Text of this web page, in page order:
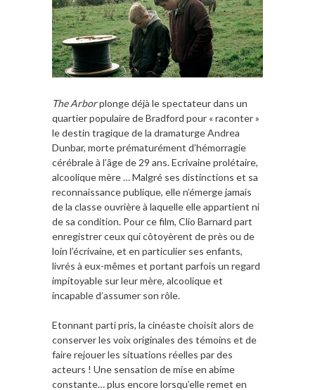
The Arborplonge déjà le spectateur dans un
quartier populaire de Bradford pour « raconter »
le destin tragique de la dramaturge Andrea
Dunbar, morte prématurément d’hémorragie
cérébrale à l’âge de 29 ans. Ecrivaine prolétaire,
alcoolique mère … Malgré ses distinctions et sa
reconnaissance publique, elle n’émerge jamais
de la classe ouvrière à laquelle elle appartient ni
de sa condition. Pour ce film, Clio Barnard part
enregistrer ceux qui côtoyèrent de près ou de
loin l’écrivaine, et en particulier ses enfants,
livrés à eux-mêmes et portant parfois un regard
impitoyable sur leur mère, alcoolique et
incapable d’assumer son rôle.
Etonnant parti pris, la cinéaste choisit alors de
conserver les voix originales des témoins et de
faire rejouer les situations réelles par des
acteurs ! Une sensation de mise en abime
constante… plus encore lorsqu’elle remet en